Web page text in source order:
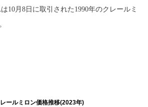
は10月8日に取引された1990年のクレールミ
ールミロン価格推移(2023年)